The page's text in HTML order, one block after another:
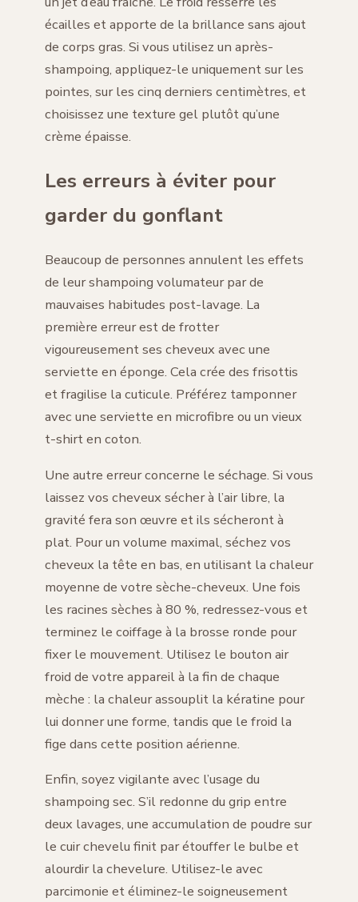
écailles et apporte de la brillance sans ajout
de corps gras. Si vous utilisez un après-
shampoing, appliquez-le uniquement sur les
pointes, sur les cinq derniers centimètres, et
choisissez une texture gel plutôt qu’une
crème épaisse.
Les erreurs à éviter pour
garder du gonflant
Beaucoup de personnes annulent les effets
de leur shampoing volumateur par de
mauvaises habitudes post-lavage. La
première erreur est de frotter
vigoureusement ses cheveux avec une
serviette en éponge. Cela crée des frisottis
et fragilise la cuticule. Préférez tamponner
avec une serviette en microfibre ou un vieux
t-shirt en coton.
Une autre erreur concerne le séchage. Si vous
laissez vos cheveux sécher à l’air libre, la
gravité fera son œuvre et ils sécheront à
plat. Pour un volume maximal, séchez vos
cheveux la tête en bas, en utilisant la chaleur
moyenne de votre sèche-cheveux. Une fois
les racines sèches à 80 %, redressez-vous et
terminez le coiffage à la brosse ronde pour
fixer le mouvement. Utilisez le bouton air
froid de votre appareil à la fin de chaque
mèche : la chaleur assouplit la kératine pour
lui donner une forme, tandis que le froid la
fige dans cette position aérienne.
Enfin, soyez vigilante avec l’usage du
shampoing sec. S’il redonne du grip entre
deux lavages, une accumulation de poudre sur
le cuir chevelu finit par étouffer le bulbe et
alourdir la chevelure. Utilisez-le avec
parcimonie et éliminez-le soigneusement